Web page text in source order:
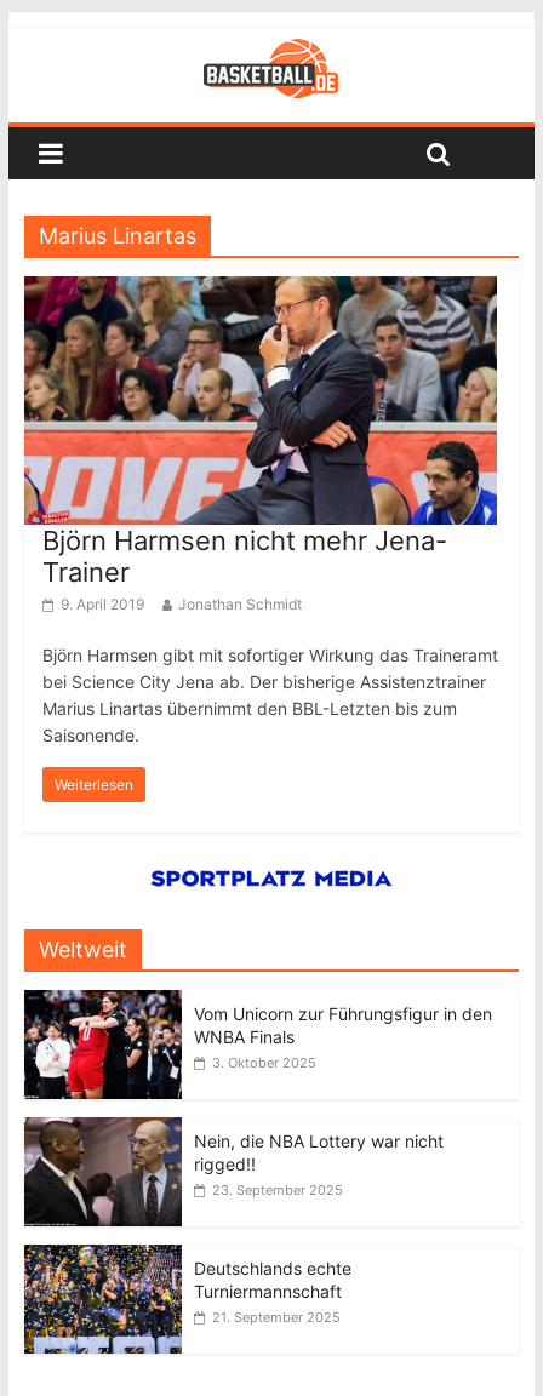
Marius Linartas
Björn Harmsen nicht mehr Jena-
Trainer
9. April 2019 Jonathan Schmidt
Björn Harmsen gibt mit sofortiger Wirkung das Traineramt
bei Science City Jena ab. Der bisherige Assistenztrainer
Marius Linartas übernimmt den BBL-Letzten bis zum
Saisonende.
Weiterlesen
Weltweit
Vom Unicorn zur Führungsfigur in den
WNBA Finals
3. Oktober 2025
Nein, die NBA Lottery war nicht
rigged!!
23. September 2025
Deutschlands echte
Turniermannschaft
21. September 2025